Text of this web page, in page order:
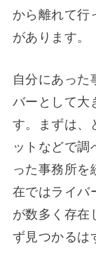
から離れて行
があります。
自分にあった
バーとして大
す。まずは、
ットなどで調
った事務所を
在ではライバ
が数多く存在
ず見つかるは